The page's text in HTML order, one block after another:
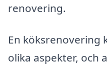
renovering.
En köksrenovering
olika aspekter, och